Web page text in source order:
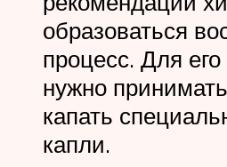
образоваться
процесс. Для
нужно
капать
капли.